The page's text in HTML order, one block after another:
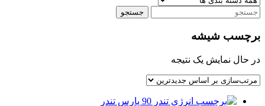
جستجو
برچسب شیشه
در حال نمایش یک نتیجه